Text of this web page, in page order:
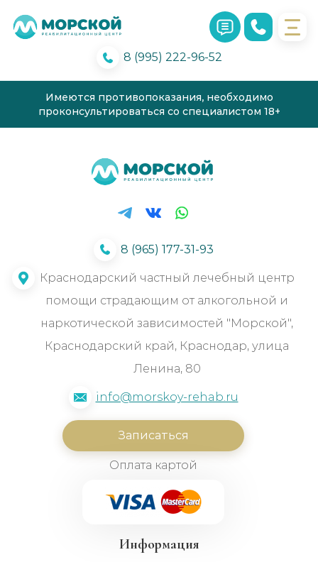
8 (995) 222-96-52
Имеются противопоказания, необходимо
проконсультироваться со специалистом 18+
8 (965) 177-31-93
Краснодарский частный лечебный центр
помощи страдающим от алкогольной и
наркотической зависимостей "Морской",
Краснодарский край, Краснодар, улица
Ленина, 80
info@morskoy-rehab.ru
Записаться
Оплата картой
Информация